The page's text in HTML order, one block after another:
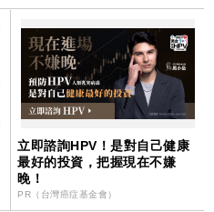
立即諮詢HPV！是對自己健康
最好的投資，把握現在不嫌
晚！
PR（台灣癌症基金會）